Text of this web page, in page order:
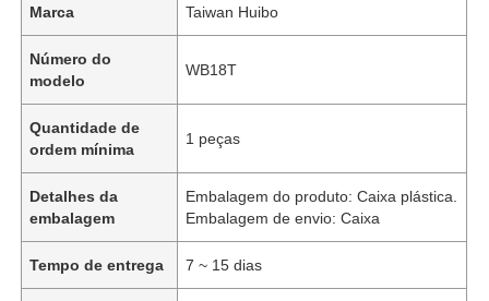
Marca Taiwan Huibo
Número do
modelo
WB18T
Quantidade de
ordem mínima
1 peças
Detalhes da
embalagem
Embalagem do produto: Caixa plástica.
Embalagem de envio: Caixa
Tempo de entrega 7 ~ 15 dias